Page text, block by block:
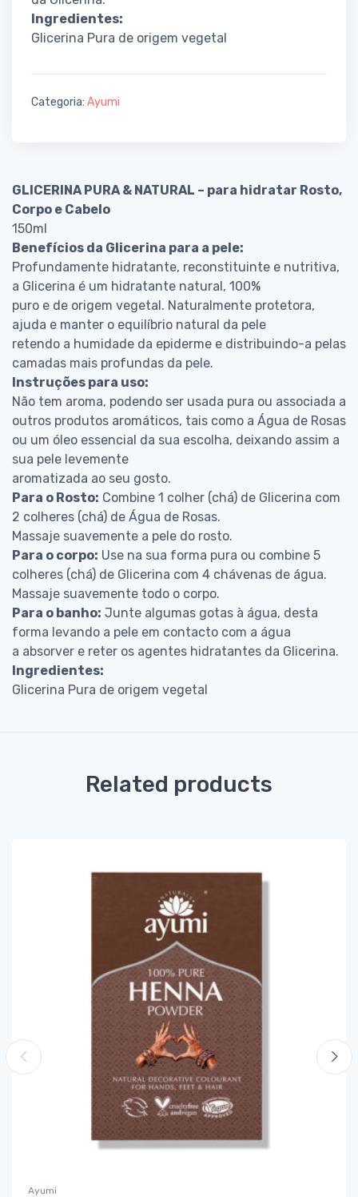
Ingredientes:
Glicerina Pura de origem vegetal
Categoria: Ayumi
GLICERINA PURA & NATURAL – para hidratar Rosto,
Corpo e Cabelo
150ml
Benefícios da Glicerina para a pele:
Profundamente hidratante, reconstituinte e nutritiva,
a Glicerina é um hidratante natural, 100%
puro e de origem vegetal. Naturalmente protetora,
ajuda e manter o equilíbrio natural da pele
retendo a humidade da epiderme e distribuindo-a pelas
camadas mais profundas da pele.
Instruções para uso:
Não tem aroma, podendo ser usada pura ou associada a
outros produtos aromáticos, tais como a Água de Rosas
ou um óleo essencial da sua escolha, deixando assim a
sua pele levemente
aromatizada ao seu gosto.
Para o Rosto: Combine 1 colher (chá) de Glicerina com
2 colheres (chá) de Água de Rosas.
Massaje suavemente a pele do rosto.
Para o corpo: Use na sua forma pura ou combine 5
colheres (chá) de Glicerina com 4 chávenas de água.
Massaje suavemente todo o corpo.
Para o banho: Junte algumas gotas à água, desta
forma levando a pele em contacto com a água
a absorver e reter os agentes hidratantes da Glicerina.
Ingredientes:
Glicerina Pura de origem vegetal
Related products
Ayumi